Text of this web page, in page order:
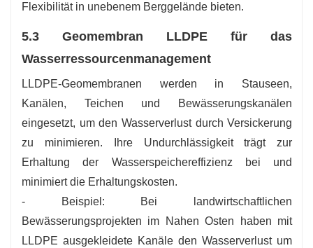
Flexibilität in unebenem Berggelände bieten.
5.3 Geomembran LLDPE für das
Wasserressourcenmanagement
LLDPE-Geomembranen werden in Stauseen,
Kanälen, Teichen und Bewässerungskanälen
eingesetzt, um den Wasserverlust durch Versickerung
zu minimieren. Ihre Undurchlässigkeit trägt zur
Erhaltung der Wasserspeichereffizienz bei und
minimiert die Erhaltungskosten.
- Beispiel: Bei landwirtschaftlichen
Bewässerungsprojekten im Nahen Osten haben mit
LLDPE ausgekleidete Kanäle den Wasserverlust um